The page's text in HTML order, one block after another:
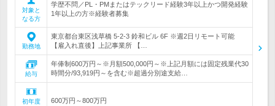
対象と
なる方
学歴不問／PL・PMまたはテックリード経験3年以上かつ開発経験
1年以上の方※経験者募集
勤務地
東京都台東区浅草橋 5-2-3 鈴和ビル 6F ※週2日リモート可能
【雇入れ直後】上記事業所 【…
給与
年俸制600万円～※月額500,000円～※上記月額には固定残業代30
時間分/93,919円～を含む※超過分別途支給…
初年度
600万円～800万円